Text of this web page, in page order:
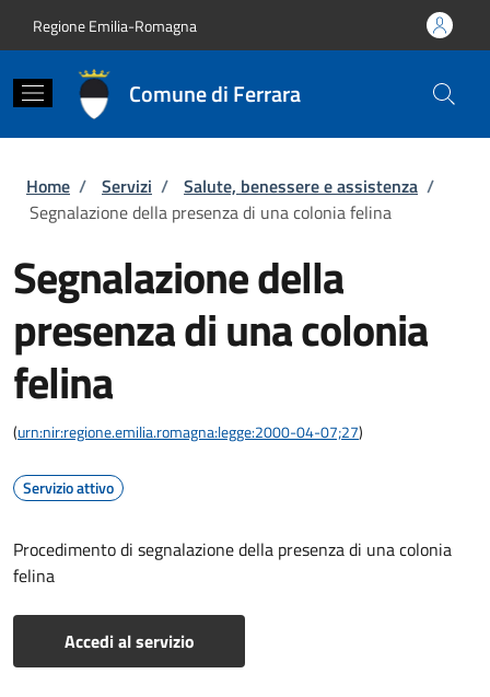
Regione Emilia-Romagna
Comune di Ferrara
Briciole di pane
Home / Servizi / Salute, benessere e assistenza /
Segnalazione della presenza di una colonia felina
Segnalazione della
presenza di una colonia
felina
(urn:nir:regione.emilia.romagna:legge:2000-04-07;27)
Servizio attivo
Procedimento di segnalazione della presenza di una colonia
felina
Accedi al servizio